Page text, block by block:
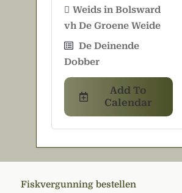
Weids in Bolsward
vh De Groene Weide
De Deinende
Dobber
Add To
Calendar
Fiskvergunning bestellen